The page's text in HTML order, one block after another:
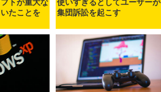
トが重大な
たことを
使いすぎるとしてユーザーが
集団訴訟を起こす